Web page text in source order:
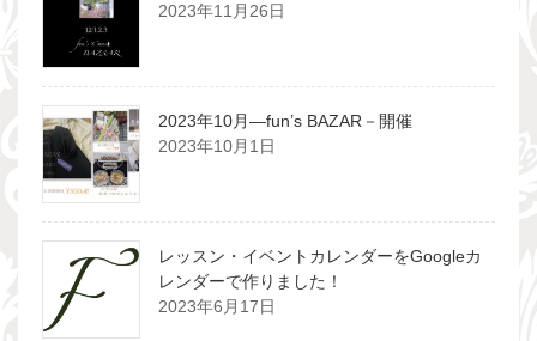
2023年11月26日
2023年10月―fun’s BAZAR－開催
2023年10月1日
レッスン・イベントカレンダーをGoogleカ
レンダーで作りました！
2023年6月17日